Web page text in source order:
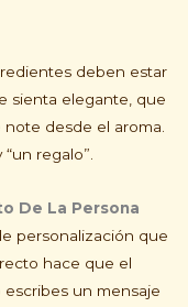
deben estar
sienta elegante, que
desde el aroma.
regalo”.
De La Persona
personalización que
hace que el
un mensaje